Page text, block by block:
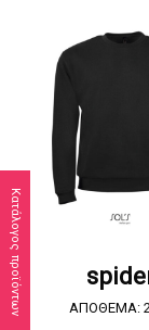
Κατάλογος προϊόντων ΑΠΟΘΕΜΑ: